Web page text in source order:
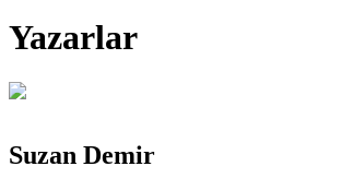
Yazarlar
Suzan Demir